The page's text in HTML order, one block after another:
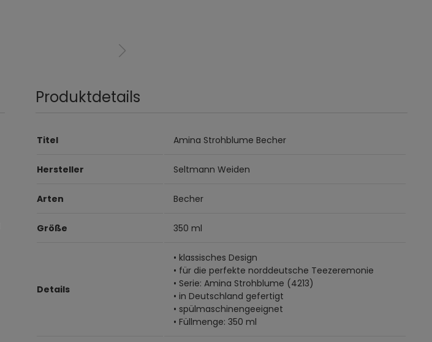
Produktdetails
Titel Amina Strohblume Becher
Hersteller Seltmann Weiden
Arten Becher
Größe 350 ml
Details
• klassisches Design
• für die perfekte norddeutsche Teezeremonie
• Serie: Amina Strohblume (4213)
• in Deutschland gefertigt
• spülmaschinengeeignet
• Füllmenge: 350 ml